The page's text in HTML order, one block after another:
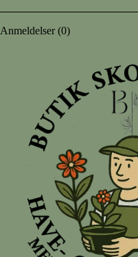
Anmeldelser (0)